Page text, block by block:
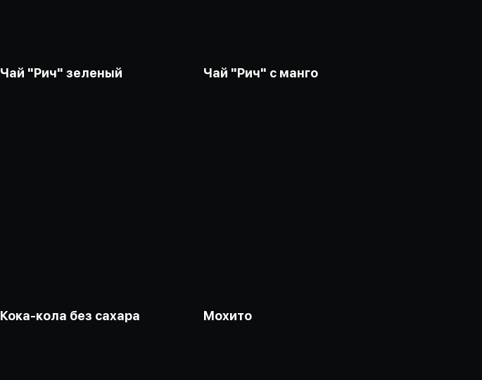
Чай "Рич" зеленый Чай "Рич" с манго
Кока-кола без сахара Мохито